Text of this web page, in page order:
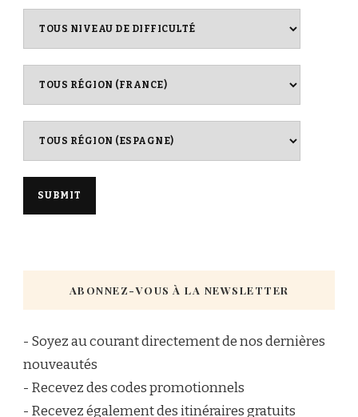
ABONNEZ-VOUS À LA NEWSLETTER
- Soyez au courant directement de nos dernières
nouveautés
- Recevez des codes promotionnels
- Recevez également des itinéraires gratuits